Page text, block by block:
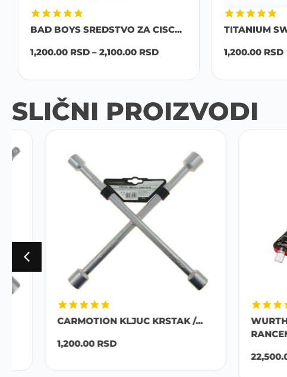
BAD BOYS SREDSTVO ZA CISC...
1,200.00 RSD – 2,100.00 RSD
TITANIUM
1,200.00 RSD
SLIČNI PROIZVODI
CARMOTION KLJUC KRSTAK /...
1,200.00RSD
WURTH
RANCEM...
22,500.00